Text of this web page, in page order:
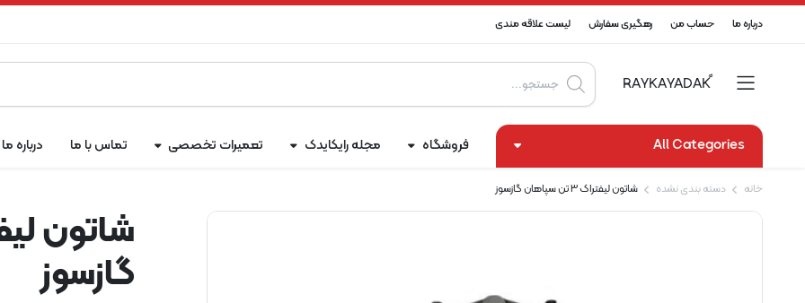
درباره ما حساب من رهگیری سفارش لیست علاقه مندی
Products
search
All Categories فروشگاه مجله رایکایدک تعمیرات تخصصی تماس با ما درباره ما
خانه دسته بندی نشده شاتون لیفتراک 3 تن سپاهان گازسوز
گازسوز